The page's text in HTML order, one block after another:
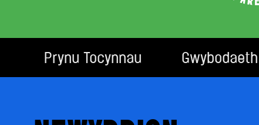
Prynu Tocynnau Gwybodaeth